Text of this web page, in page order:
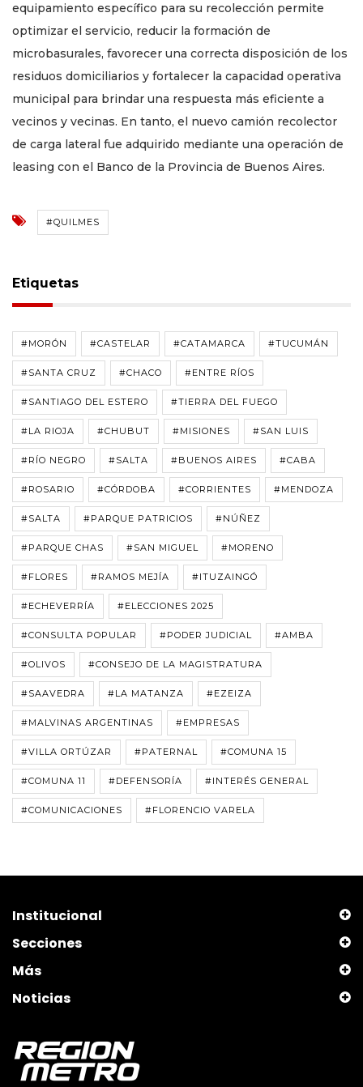
equipamiento específico para su recolección permite
optimizar el servicio, reducir la formación de
microbasurales, favorecer una correcta disposición de los
residuos domiciliarios y fortalecer la capacidad operativa
municipal para brindar una respuesta más eficiente a
vecinos y vecinas. En tanto, el nuevo camión recolector
de carga lateral fue adquirido mediante una operación de
leasing con el Banco de la Provincia de Buenos Aires.
#QUILMES
Etiquetas
#MORÓN #CASTELAR #CATAMARCA #TUCUMÁN
#SANTA CRUZ #CHACO #ENTRE RÍOS
#SANTIAGO DEL ESTERO #TIERRA DEL FUEGO
#LA RIOJA #CHUBUT #MISIONES #SAN LUIS
#RÍO NEGRO #SALTA #BUENOS AIRES #CABA
#ROSARIO #CÓRDOBA #CORRIENTES #MENDOZA
#SALTA #PARQUE PATRICIOS #NÚÑEZ
#PARQUE CHAS #SAN MIGUEL #MORENO
#FLORES #RAMOS MEJÍA #ITUZAINGÓ
#ECHEVERRÍA #ELECCIONES 2025
#CONSULTA POPULAR #PODER JUDICIAL #AMBA
#OLIVOS #CONSEJO DE LA MAGISTRATURA
#SAAVEDRA #LA MATANZA #EZEIZA
#MALVINAS ARGENTINAS #EMPRESAS
#VILLA ORTÚZAR #PATERNAL #COMUNA 15
#COMUNA 11 #DEFENSORÍA #INTERÉS GENERAL
#COMUNICACIONES #FLORENCIO VARELA
Institucional
Secciones
Más
Noticias